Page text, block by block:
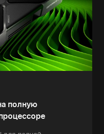
полную